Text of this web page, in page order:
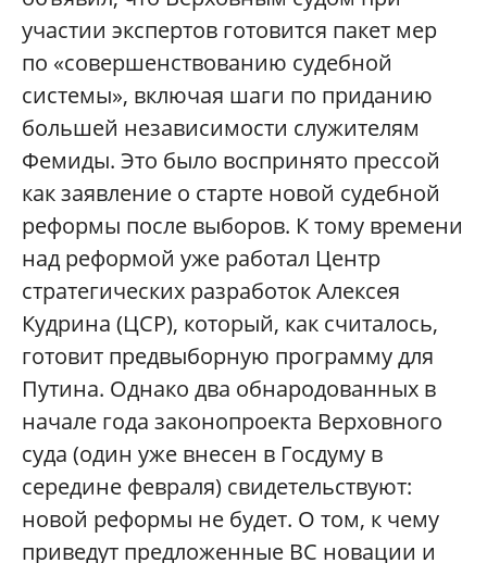
участии экспертов готовится пакет мер
по «совершенствованию судебной
системы», включая шаги по приданию
большей независимости служителям
Фемиды. Это было воспринято прессой
как заявление о старте новой судебной
реформы после выборов. К тому времени
над реформой уже работал Центр
стратегических разработок Алексея
Кудрина (ЦСР), который, как считалось,
готовит предвыборную программу для
Путина. Однако два обнародованных в
начале года законопроекта Верховного
суда (один уже внесен в Госдуму в
середине февраля) свидетельствуют:
новой реформы не будет. О том, к чему
приведут предложенные ВС новации и